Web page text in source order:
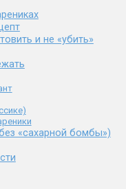
и не «убить»
«сахарной бомбы»)